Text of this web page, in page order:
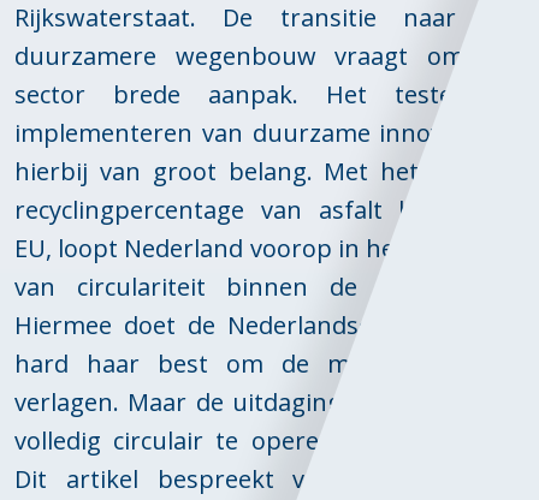
Rijkswaterstaat. De transitie naar een
duurzamere wegenbouw vraagt om een
sector brede aanpak. Het testen en
implementeren van duurzame innovaties is
hierbij van groot belang. Met het hoogste
recyclingpercentage van asfalt binnen de
EU, loopt Nederland voorop in het realiseren
van circulariteit binnen de wegenbouw.
Hiermee doet de Nederlandse wegenbouw
hard haar best om de milieu-impact te
verlagen. Maar de uitdaging om tegen 2030
volledig circulair te opereren, blijft enorm.
Dit artikel bespreekt vier innovaties die